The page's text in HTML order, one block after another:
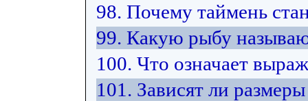
98. Почему таймень
99. Какую рыбу
100. Что означает
101. Зависят ли